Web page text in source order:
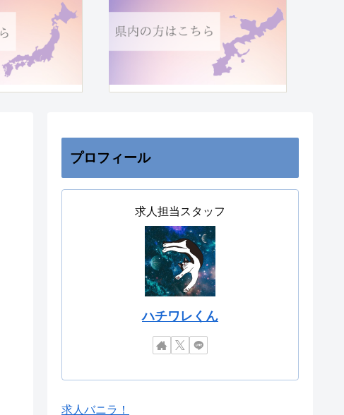
プロフィール
求人担当スタッフ
ハチワレくん
求人バニラ！